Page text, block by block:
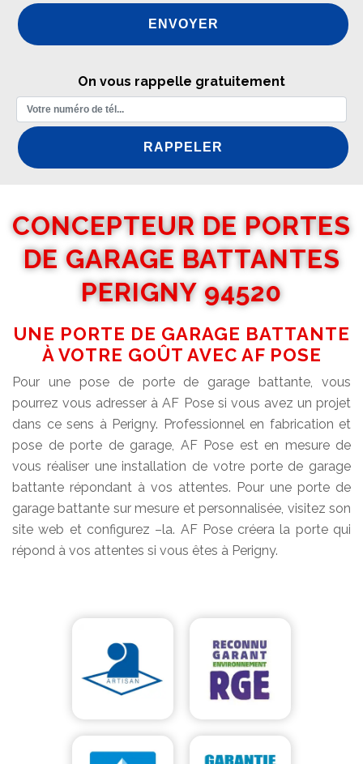
On vous rappelle gratuitement
CONCEPTEUR DE PORTES
DE GARAGE BATTANTES
PERIGNY 94520
UNE PORTE DE GARAGE BATTANTE
À VOTRE GOÛT AVEC AF POSE
Pour une pose de porte de garage battante, vous
pourrez vous adresser à AF Pose si vous avez un projet
dans ce sens à Perigny. Professionnel en fabrication et
pose de porte de garage, AF Pose est en mesure de
vous réaliser une installation de votre porte de garage
battante répondant à vos attentes. Pour une porte de
garage battante sur mesure et personnalisée, visitez son
site web et configurez –la. AF Pose créera la porte qui
répond à vos attentes si vous êtes à Perigny.